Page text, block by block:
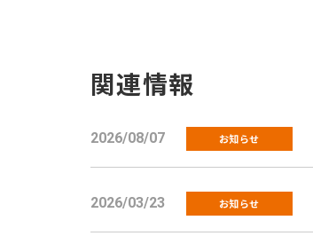
関連情報
2026/08/07 お知らせ
2026/03/23 お知らせ